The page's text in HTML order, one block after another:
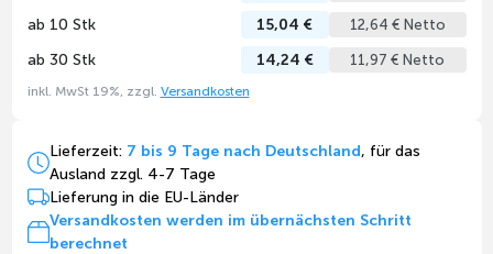
ab 10 Stk 15,04 € 12,64 € Netto
ab 30 Stk 14,24 € 11,97 € Netto
inkl. MwSt 19%, zzgl. Versandkosten
Lieferzeit: 7 bis 9 Tage nach Deutschland, für das
Ausland zzgl. 4-7 Tage
Lieferung in die EU-Länder
Versandkosten werden im übernächsten Schritt
berechnet